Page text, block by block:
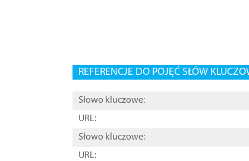
REFERENCJE DO POJĘĆ SŁÓW
Słowo kluczowe:
URL:
Słowo kluczowe:
URL: